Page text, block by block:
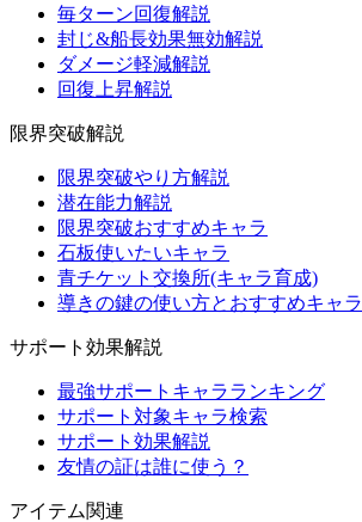
毎ターン回復解説
封じ&船長効果無効解説
ダメージ軽減解説
回復上昇解説
限界突破解説
限界突破やり方解説
潜在能力解説
限界突破おすすめキャラ
石板使いたいキャラ
青チケット交換所(キャラ育成)
導きの鍵の使い方とおすすめキャラ
サポート効果解説
最強サポートキャラランキング
サポート対象キャラ検索
サポート効果解説
友情の証は誰に使う？
アイテム関連